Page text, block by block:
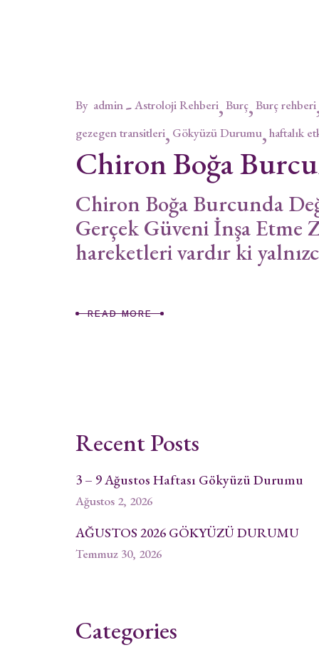
By admin Astroloji Rehberi Burç Burç rehberi
gezegen transitleri Gökyüzü Durumu haftalık
Chiron Boğa
Chiron Boğa Burcunda
Gerçek Güveni İnşa Etme
hareketleri vardır ki
READ MORE
Recent Posts
3 – 9 Ağustos Haftası Gökyüzü Durumu
Ağustos 2, 2026
AĞUSTOS 2026 GÖKYÜZÜ DURUMU
Temmuz 30, 2026
Categories